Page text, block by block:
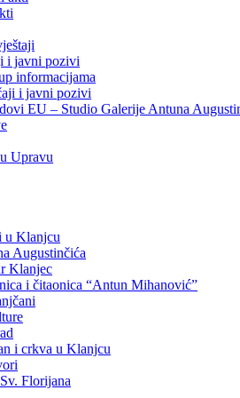
i javni pozivi
informacijama
i javni pozivi
EU – Studio Galerije Antuna
Upravu
u Klanjcu
Augustinčića
Klanjec
i čitaonica “Antun Mihanović”
i crkva u Klanjcu
Florijana